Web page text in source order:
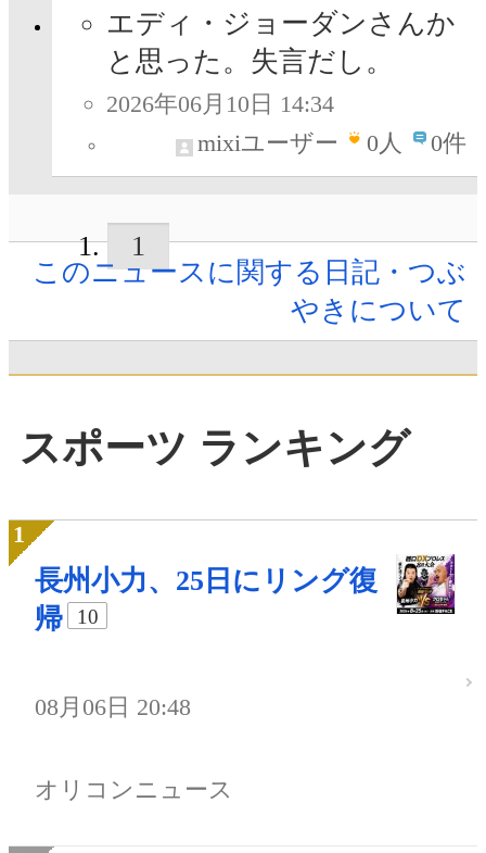
エディ・ジョーダンさんか
と思った。失言だし。
2026年06月10日 14:34
mixiユーザー
0人 0件
1
このニュースに関する日記・つぶ
やきについて
スポーツ ランキング
長州小力、25日にリング復
帰
10
08月06日 20:48
オリコンニュース